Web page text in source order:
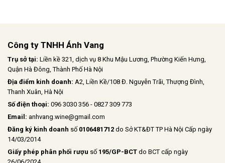
Công ty TNHH Ánh Vang
Trụ sở tại: Liền kề 321, dịch vụ 8 Khu Mậu Lương, Phường Kiến Hưng,
Quận Hà Đông, Thành Phố Hà Nội
Địa điểm kinh doanh: A2, Liền Kề/108 Đ. Nguyễn Trãi, Thượng Đình,
Thanh Xuân, Hà Nội
Số điện thoại: 096 3030 356 - 0827 309 773
Email: anhvang.wine@gmail.com
Đăng ký kinh doanh số 0106481712 do Sở KT&ĐT TP Hà Nội Cấp ngày
14/03/2014
Giấy phép phân phối rượu số 195/GP-BCT do BCT cấp ngày